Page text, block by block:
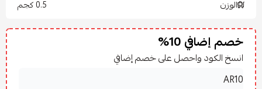
الوزن 0.5 كجم
خصم إضافي 10%
انسخ الكود واحصل على خصم إضافي